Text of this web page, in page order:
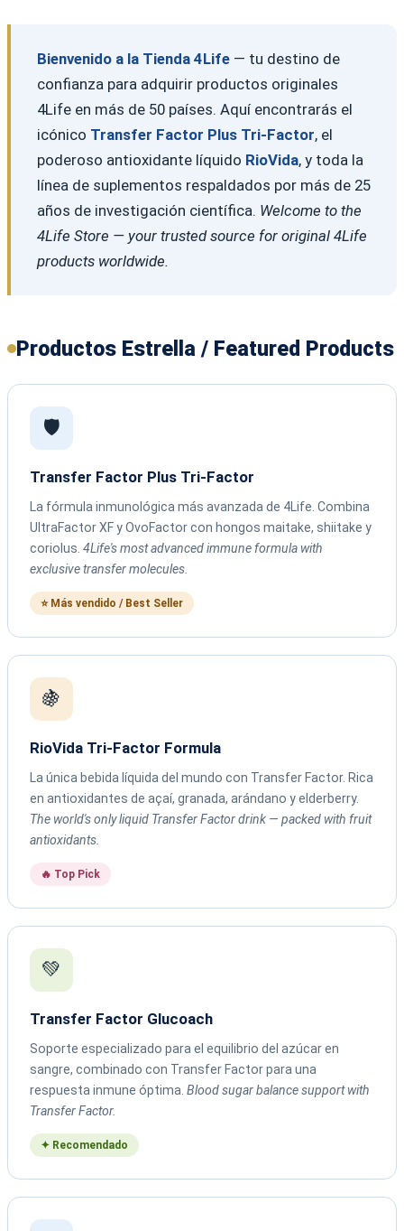
Bienvenido a la Tienda 4Life— tu destino de
confianza para adquirir productos originales
4Life en más de 50 países. Aquí encontrarás el
icónico Transfer Factor Plus Tri-Factor, el
poderoso antioxidante líquido RioVida, y toda la
línea de suplementos respaldados por más de 25
años de investigación científica. Welcome to the
4Life Store — your trusted source for original 4Life
products worldwide.
Productos Estrella / Featured Products
🛡️
Transfer Factor Plus Tri-Factor
La fórmula inmunológica más avanzada de 4Life. Combina
UltraFactor XF y OvoFactor con hongos maitake, shiitake y
coriolus. 4Life's most advanced immune formula with
exclusive transfer molecules.
⭐ Más vendido / Best Seller
🍇
RioVida Tri-Factor Formula
La única bebida líquida del mundo con Transfer Factor. Rica
en antioxidantes de açaí, granada, arándano y elderberry.
The world's only liquid Transfer Factor drink — packed with fruit
antioxidants.
🔥 Top Pick
💚
Transfer Factor Glucoach
Soporte especializado para el equilibrio del azúcar en
sangre, combinado con Transfer Factor para una
respuesta inmune óptima. Blood sugar balance support with
Transfer Factor.
✦ Recomendado